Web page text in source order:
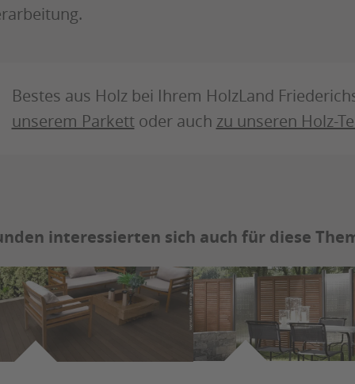
Bestes aus Holz bei Ihrem HolzLand
unserem Parkettoder auch zu unseren Holz-
interessierten sich auch für diese